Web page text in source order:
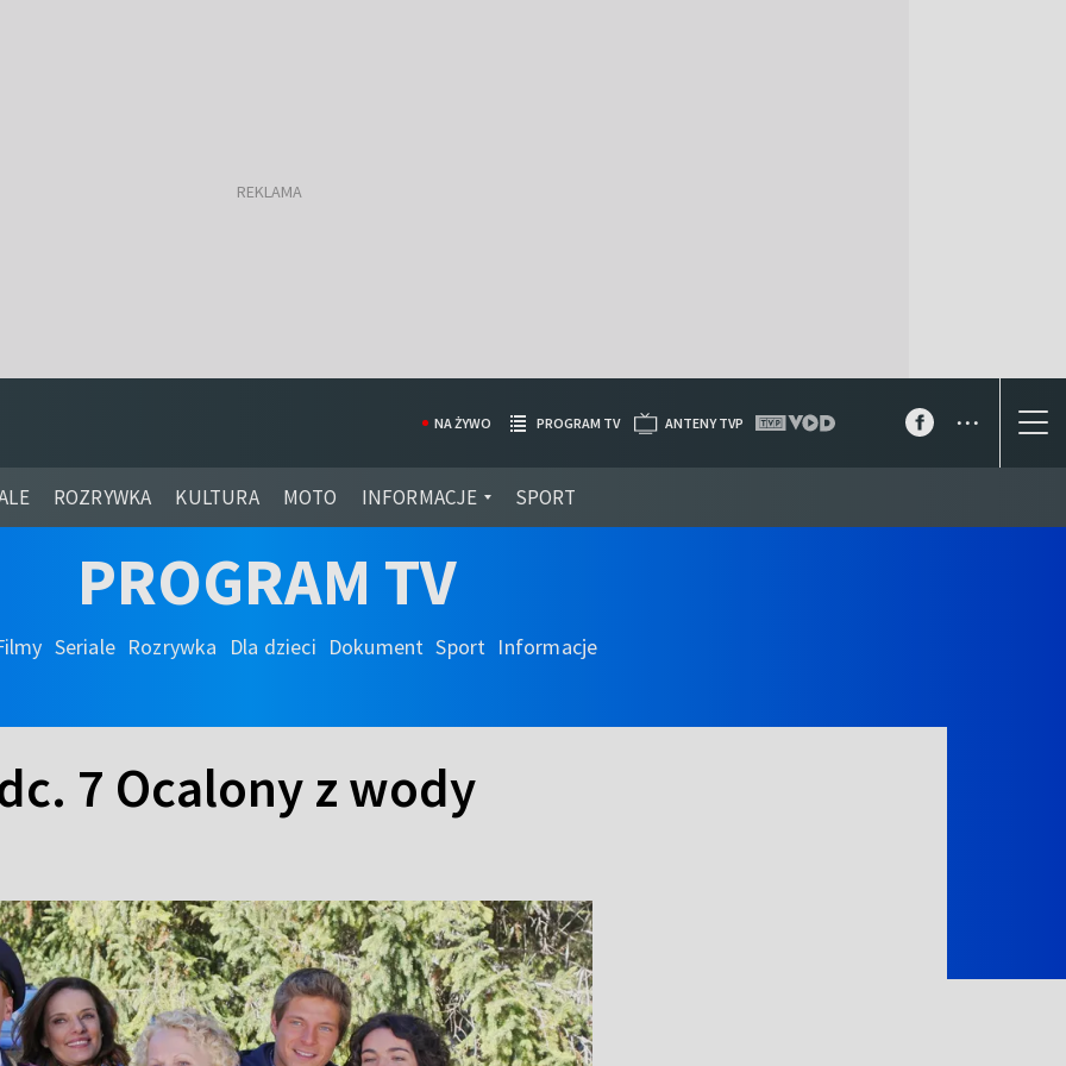
ROZRYWKA KULTURA MOTO INFORMACJE SPORT
NA ŻYWO PROGRAM TV ANTENY TVP ...
PROGRAM TV
Seriale Rozrywka Dla dzieci Dokument Sport Informacje
7 Ocalony z wody